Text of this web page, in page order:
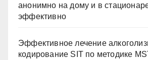
анонимно на дому и в
эффективно
Эффективное лечение
кодирование SIT по методике